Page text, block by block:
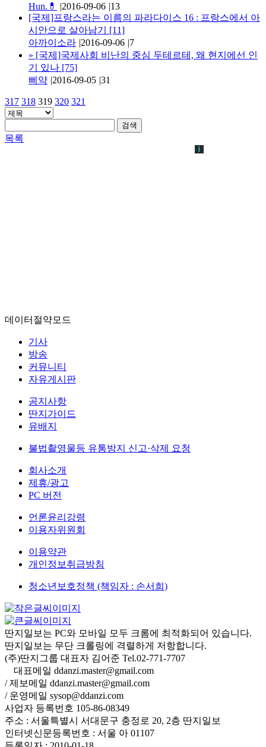
Hun.💊
|2016-09-06 |13
[국제]프랑스라는 이름의 파라다이스 16 : 프랑스에서 아
시안으로 살아남기 [11]
아까이소라 |2016-09-06 |7
» [국제]국제사회 비난의 중심 두테르테, 왜 현지에선 인
기 있나 [75]
삐약 |2016-09-05 |31
317 318 319 320 321
검색
목록
데이터절약모드
기사
방송
커뮤니티
자유게시판
공지사항
딴지가이드
유배지
불법촬영물등 유통방지 신고·삭제 요청
회사소개
제휴/광고
PC 버전
언론윤리강령
이용자위원회
이용약관
개인정보취급방침
청소년보호정책 (책임자 : 손서희)
딴지일보는 PC와 모바일 모두 크롬에 최적화되어 있습니다.
딴지일보는 무단 크롤링에 격렬하게 저항합니다.
(주)딴지그룹 대표자 김어준 Tel.02-771-7707
대표메일 ddanzi.master@gmail.com
/ 제보메일 ddanzi.master@gmail.com
/ 운영메일 sysop@ddanzi.com
사업자 등록번호 105-86-08349
주소 : 서울특별시 서대문구 충정로 20, 2층 딴지일보
인터넷신문등록번호 : 서울 아 01107